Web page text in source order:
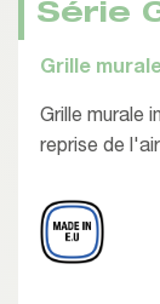
Série
Grille
Grille murale
reprise de